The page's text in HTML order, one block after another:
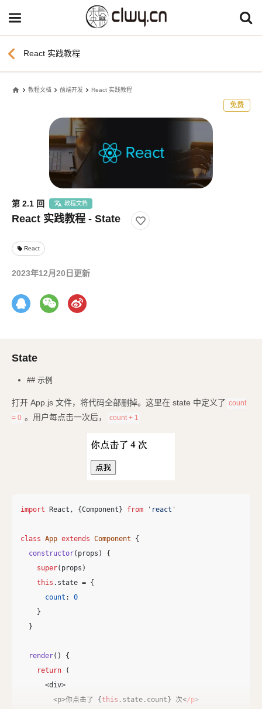
chevron_left React 实践教程
home 教程文档 前端开发 React 实践教程
免费
第 2.1 回 教程文档
React 实践教程 - State
local_offer React
2023年12月20日更新
State
## 示例
打开 App.js 文件，将代码全部删掉。这里在 state 中定义了 count
= 0 。用户每点击一次后， count + 1
import React , {Component} from ' react '
class App extends Component
{
constructor( props )
{
super( props )
this . state = {
count :
0
}
}
render()
{
return
(
<div>
<p>你点击了 {this . state . count} 次</p